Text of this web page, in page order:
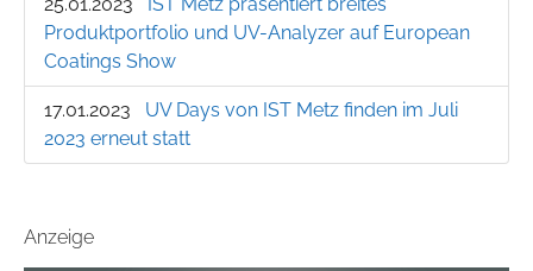
Produktportfolio und UV-Analyzer auf European
Coatings Show
17.01.2023
UV Days von IST Metz finden im Juli
2023 erneut statt
Anzeige